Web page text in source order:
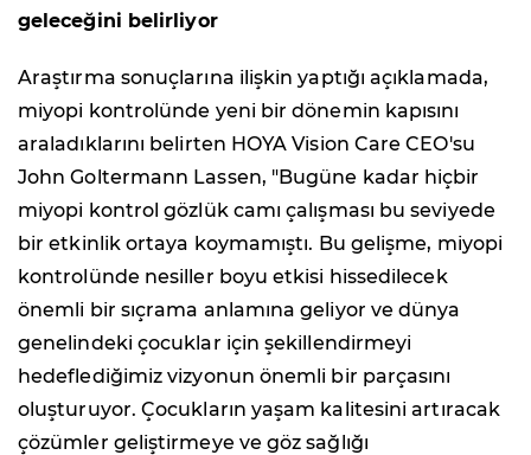
geleceğini belirliyor
Araştırma sonuçlarına ilişkin yaptığı açıklamada,
miyopi kontrolünde yeni bir dönemin kapısını
araladıklarını belirten HOYA Vision Care CEO'su
John Goltermann Lassen, "Bugüne kadar hiçbir
miyopi kontrol gözlük camı çalışması bu seviyede
bir etkinlik ortaya koymamıştı. Bu gelişme, miyopi
kontrolünde nesiller boyu etkisi hissedilecek
önemli bir sıçrama anlamına geliyor ve dünya
genelindeki çocuklar için şekillendirmeyi
hedeflediğimiz vizyonun önemli bir parçasını
oluşturuyor. Çocukların yaşam kalitesini artıracak
çözümler geliştirmeye ve göz sağlığı